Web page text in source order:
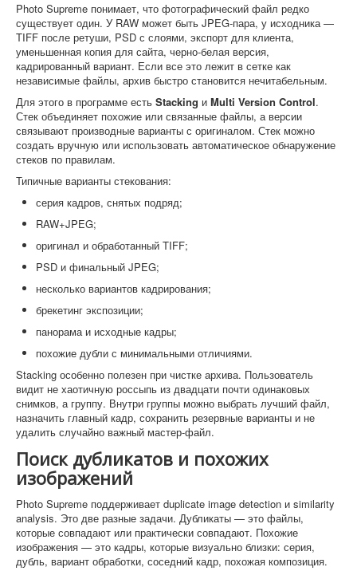
Photo Supreme понимает, что фотографический файл редко
существует один. У RAW может быть JPEG-пара, у исходника —
TIFF после ретуши, PSD с слоями, экспорт для клиента,
уменьшенная копия для сайта, черно-белая версия,
кадрированный вариант. Если все это лежит в сетке как
независимые файлы, архив быстро становится нечитабельным.
Для этого в программе есть Stacking и Multi Version Control.
Стек объединяет похожие или связанные файлы, а версии
связывают производные варианты с оригиналом. Стек можно
создать вручную или использовать автоматическое обнаружение
стеков по правилам.
Типичные варианты стекования:
серия кадров, снятых подряд;
RAW+JPEG;
оригинал и обработанный TIFF;
PSD и финальный JPEG;
несколько вариантов кадрирования;
брекетинг экспозиции;
панорама и исходные кадры;
похожие дубли с минимальными отличиями.
Stacking особенно полезен при чистке архива. Пользователь
видит не хаотичную россыпь из двадцати почти одинаковых
снимков, а группу. Внутри группы можно выбрать лучший файл,
назначить главный кадр, сохранить резервные варианты и не
удалить случайно важный мастер-файл.
Поиск дубликатов и похожих
изображений
Photo Supreme поддерживает duplicate image detection и similarity
analysis. Это две разные задачи. Дубликаты — это файлы,
которые совпадают или практически совпадают. Похожие
изображения — это кадры, которые визуально близки: серия,
дубль, вариант обработки, соседний кадр, похожая композиция.